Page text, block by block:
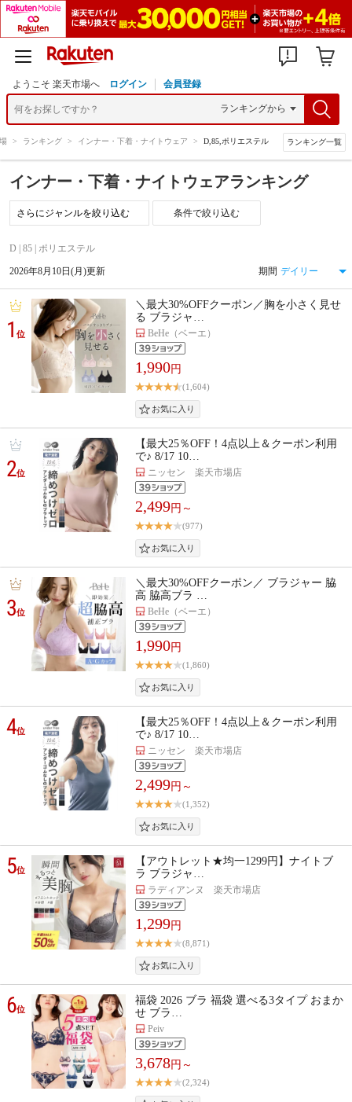
ようこそ 楽天市場へ ログイン 会員登録
> ランキング > インナー・下着・ナイトウェア > D,85,ポリエステル ランキング一覧
インナー・下着・ナイトウェアランキング
条件で絞り込む
D | 85 | ポリエステル
2026年8月10日(月)更新 期間
1位
＼最大30%OFFクーポン／胸を小さく見せ
る ブラジャ…
BeHe（ベーエ）
1,990円
(1,604)
2位
【最大25％OFF！4点以上＆クーポン利用
で♪ 8/17 10…
ニッセン 楽天市場店
2,499円～
(977)
3位
＼最大30%OFFクーポン／ ブラジャー 脇
高 脇高ブラ …
BeHe（ベーエ）
1,990円
(1,860)
4位
【最大25％OFF！4点以上＆クーポン利用
で♪ 8/17 10…
ニッセン 楽天市場店
2,499円～
(1,352)
5位
【アウトレット★均一1299円】ナイトブ
ラ ブラジャ…
ラディアンヌ 楽天市場店
1,299円
(8,871)
6位
福袋 2026 ブラ 福袋 選べる3タイプ おまか
せ ブラ…
Peiv
3,678円～
(2,324)